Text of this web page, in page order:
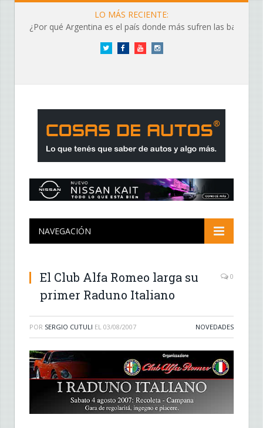
LO MÁS RECIENTE:
¿Por qué Argentina es el país donde más sufren las baterías?
Twitter FacebookYouTubeInstagram
NAVEGACIÓN
El Club Alfa Romeo larga su
primer Raduno Italiano
0
POR SERGIO CUTULI EL 03/08/2007 NOVEDADES